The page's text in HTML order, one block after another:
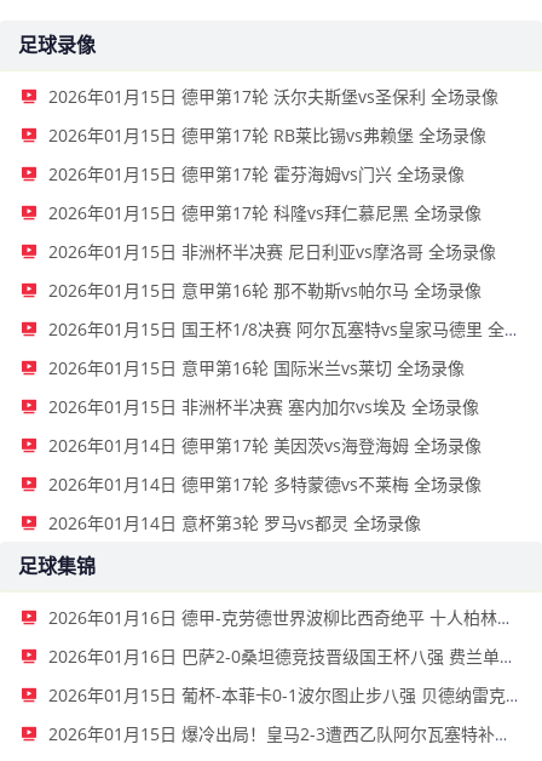
足球录像
2026年01月15日 德甲第17轮 沃尔夫斯堡vs圣保利 全场录像
2026年01月15日 德甲第17轮 RB莱比锡vs弗赖堡 全场录像
2026年01月15日 德甲第17轮 霍芬海姆vs门兴 全场录像
2026年01月15日 德甲第17轮 科隆vs拜仁慕尼黑 全场录像
2026年01月15日 非洲杯半决赛 尼日利亚vs摩洛哥 全场录像
2026年01月15日 意甲第16轮 那不勒斯vs帕尔马 全场录像
2026年01月15日 国王杯1/8决赛 阿尔瓦塞特vs皇家马德里 全场录像
2026年01月15日 意甲第16轮 国际米兰vs莱切 全场录像
2026年01月15日 非洲杯半决赛 塞内加尔vs埃及 全场录像
2026年01月14日 德甲第17轮 美因茨vs海登海姆 全场录像
2026年01月14日 德甲第17轮 多特蒙德vs不莱梅 全场录像
2026年01月14日 意杯第3轮 罗马vs都灵 全场录像
足球集锦
2026年01月16日 德甲-克劳德世界波柳比西奇绝平 十人柏林联合1-1奥格斯堡
2026年01月16日 巴萨2-0桑坦德竞技晋级国王杯八强 费兰单刀球破门亚马尔建功
2026年01月15日 葡杯-本菲卡0-1波尔图止步八强 贝德纳雷克制胜帕夫利季斯失良机
2026年01月15日 爆冷出局！皇马2-3遭西乙队阿尔瓦塞特补时绝杀 无缘国王杯8强